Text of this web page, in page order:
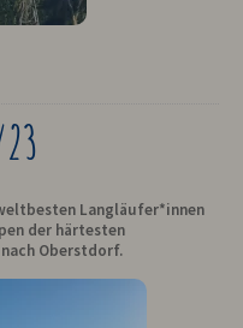
Langläufer*innen
der härtesten
Oberstdorf.